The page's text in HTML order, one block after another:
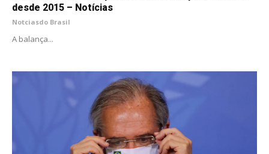
desde 2015 – Notícias
Notciasdo Brasil
A balança...